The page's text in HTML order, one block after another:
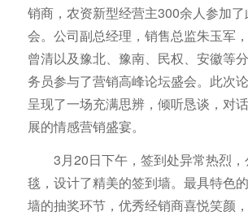
销商，农资新型经营主300余人参加
会。公司副总经理，销售总监朱玉军
曾清以及豫北、豫南、民权、安徽等
务员参与了营销高峰论坛盛会。此次
呈现了一场充满思辨，倾听恳谈，对
展的情感营销盛宴。
3月20日下午，签到处异常热烈
毯，设计了精美的签到墙。最具特色
墙的抽奖环节，优秀经销商喜悦笑颜